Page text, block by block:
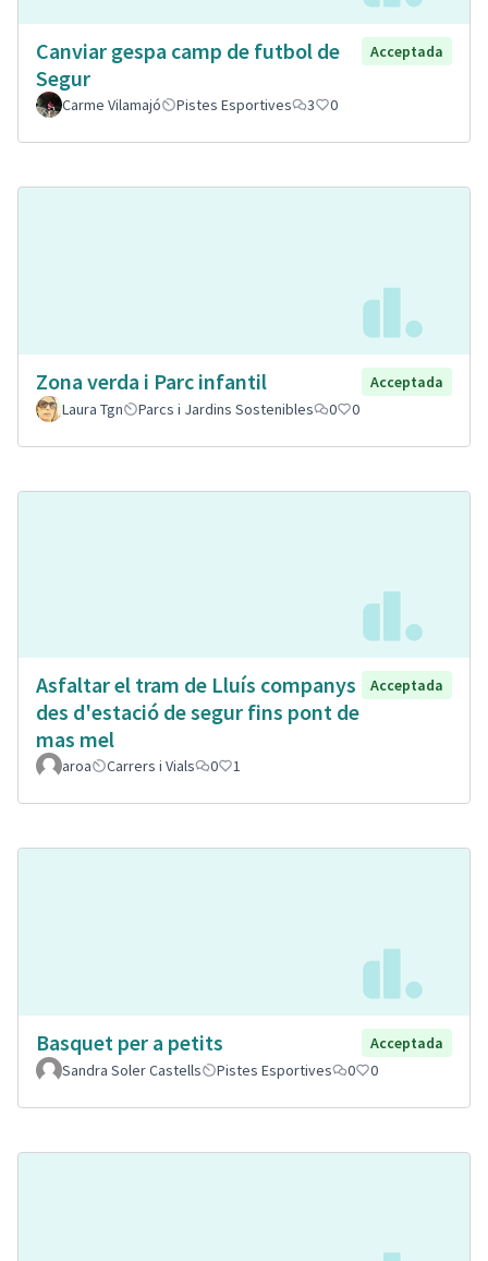
Canviar gespa camp de futbol de
Segur
Acceptada
Carme Vilamajó Pistes Esportives 3 0
Zona verda i Parc infantil
Acceptada
Laura Tgn
Parcs i Jardins Sostenibles 0 0
Asfaltar el tram de Lluís companys
des d'estació de segur fins pont de
mas mel
Acceptada
aroa Carrers i Vials 0 1
Basquet per a petits
Acceptada
Sandra Soler Castells
Pistes Esportives 0 0